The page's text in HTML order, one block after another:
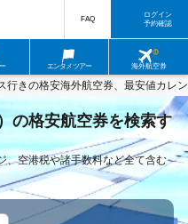
エンタメツアー 海外航空券
FAQ
ログイン
予約確認
行きの格安海外航空券、最安値カレ
の格安航空券を検索す
、空港税や諸手数料など全て含む